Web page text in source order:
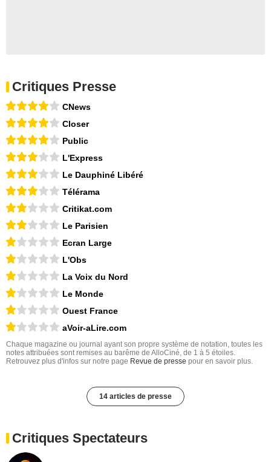
Critiques Presse
CNews
Closer
Public
L'Express
Le Dauphiné Libéré
Télérama
Critikat.com
Le Parisien
Ecran Large
L'Obs
La Voix du Nord
Le Monde
Ouest France
aVoir-aLire.com
Chaque magazine ou journal ayant son propre système de notation, toutes les
notes attribuées sont remises au barême de AlloCiné, de 1 à 5 étoiles.
Retrouvez plus d'infos sur notre page Revue de presse pour en savoir plus.
14 articles de presse
Critiques Spectateurs